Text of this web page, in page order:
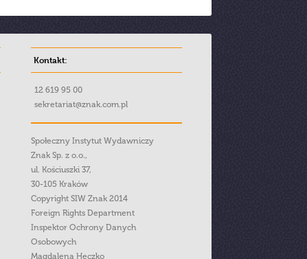
Kontakt:
12 619 95 00
sekretariat@znak.com.pl
Społeczny Instytut Wydawniczy
Znak Sp. z o.o.,
ul. Kościuszki 37,
30-105 Kraków
Copyright SIW Znak 2014
Foreign Rights Department
Inspektor Ochrony Danych
Osobowych
Magdalena Heczko